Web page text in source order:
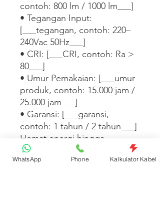
contoh: 800 lm / 1000 lm___]
• Tegangan Input:
[___tegangan, contoh: 220–
240Vac 50Hz___]
• CRI: [___CRI, contoh: Ra >
80___]
• Umur Pemakaian: [___umur
produk, contoh: 15.000 jam /
25.000 jam___]
• Garansi: [___garansi,
contoh: 1 tahun / 2 tahun___]
Hemat energi hingga
[___X%___] dibanding lampu
konvensional setara. Cocok
WhatsApp Phone Kalkulator Kabel